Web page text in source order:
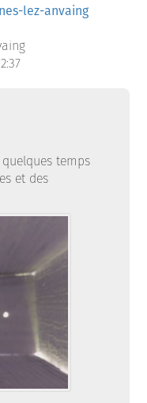
lez-anvaing
temps
et des